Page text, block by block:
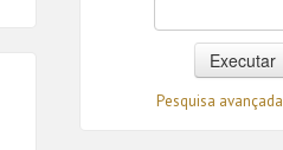
Executar
Pesquisa avançada